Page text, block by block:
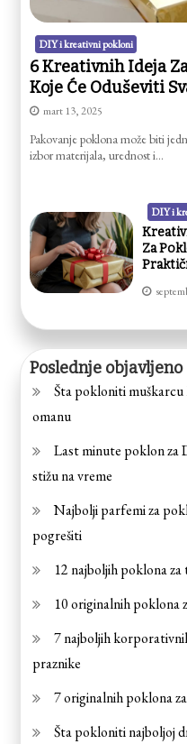
DIY i kreativni pokloni
6 Kreativnih Ideja
Koje Će Oduševiti
mart 13, 2025
Pakovanje poklona može biti
izbor materijala, urednost i…
DIY i
Za
Poslednje objavljeno
Šta pokloniti muškarcu
omanu
Last minute poklon za
stižu na vreme
Najbolji parfemi za
pogrešiti
12 najboljih poklona
10 originalnih poklona
7 najboljih
praznike
7 originalnih poklona
Šta pokloniti najboljoj